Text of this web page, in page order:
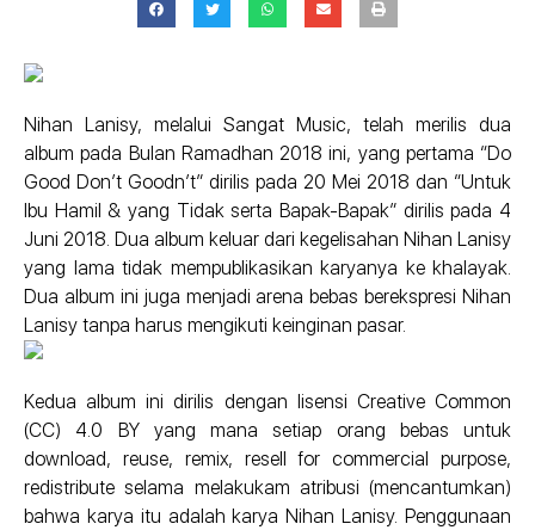
Nihan Lanisy, melalui Sangat Music, telah merilis dua
album pada Bulan Ramadhan 2018 ini, yang pertama “Do
Good Don’t Goodn’t” dirilis pada 20 Mei 2018 dan “Untuk
Ibu Hamil & yang Tidak serta Bapak-Bapak” dirilis pada 4
Juni 2018. Dua album keluar dari kegelisahan Nihan Lanisy
yang lama tidak mempublikasikan karyanya ke khalayak.
Dua album ini juga menjadi arena bebas berekspresi Nihan
Lanisy tanpa harus mengikuti keinginan pasar.
Kedua album ini dirilis dengan lisensi Creative Common
(CC) 4.0 BY yang mana setiap orang bebas untuk
download, reuse, remix, resell for commercial purpose,
redistribute selama melakukam atribusi (mencantumkan)
bahwa karya itu adalah karya Nihan Lanisy. Penggunaan